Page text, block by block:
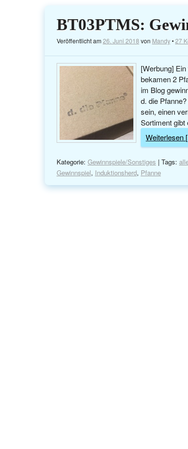
BT03PTMS:
Veröffentlicht am26. Juni 2018 von Mandy•27
[Werbung]
bekamen 2
im Blog
d. die
sein, einen
Sortiment gibt
Weiterlesen
Kategorie: Gewinnspiele/Sonstiges | Tags:
Gewinnspiel, Induktionsherd, Pfanne